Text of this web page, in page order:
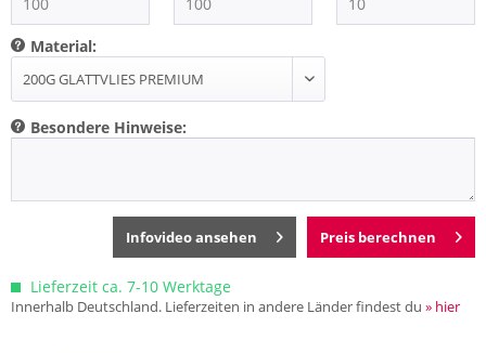
Material:
Besondere Hinweise:
Preis berechnen
Infovideo ansehen
Lieferzeit ca. 7-10 Werktage
Innerhalb Deutschland. Lieferzeiten in andere Länder findest du » hier